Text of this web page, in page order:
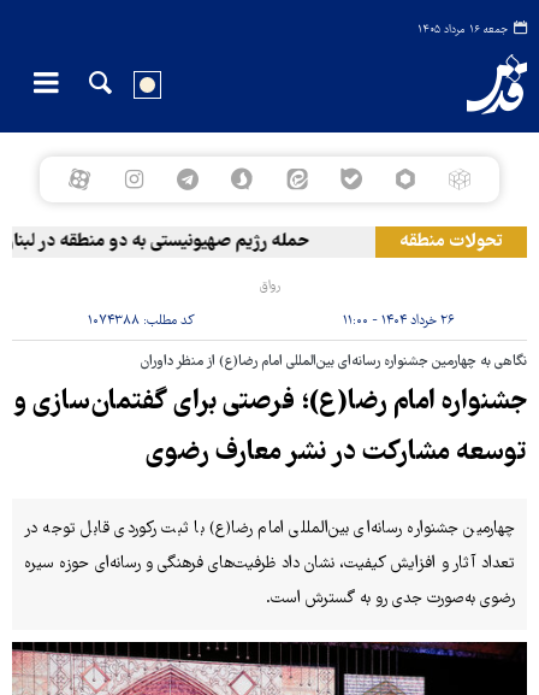
جمعه ۱۶ مرداد ۱۴۰۵
تحولات منطقه حمله رژیم صهیونیستی به دو منطقه در لبنان
رواق
۲۶ خرداد ۱۴۰۴ - ۱۱:۰۰ کد مطلب:۱۰۷۴۳۸۸
نگاهی به چهارمین جشنواره رسانه‌ای بین‌المللی امام رضا(ع) از منظر داوران
جشنواره امام رضا(ع)؛ فرصتی برای گفتمان‌سازی و
توسعه مشارکت در نشر معارف رضوی
چهارمین جشنواره رسانه‌ای بین‌المللی امام رضا(ع) با ثبت رکوردی قابل توجه در
تعداد آثار و افزایش کیفیت، نشان داد ظرفیت‌های فرهنگی و رسانه‌ای حوزه سیره
رضوی به‌صورت جدی رو به گسترش است.